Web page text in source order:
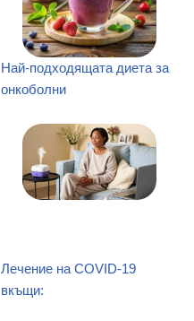
Най-подходящата диета за
онкоболни
Лечение на COVID-19
вкъщи: